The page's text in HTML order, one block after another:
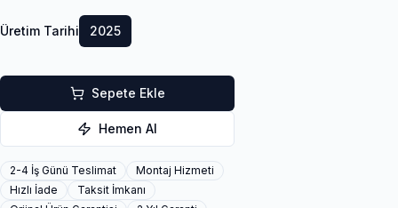
Üretim Tarihi 2025
Sepete Ekle
Hemen Al
2-4 İş Günü Teslimat
Montaj Hizmeti
Hızlı İade
Taksit İmkanı